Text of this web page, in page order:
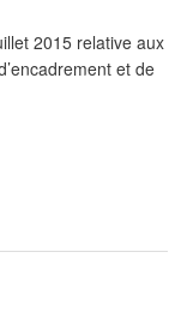
2015 relative aux
et de